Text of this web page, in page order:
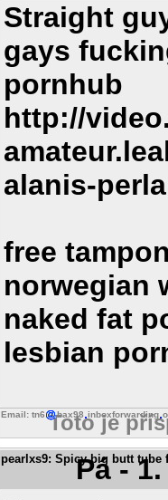
Straight
gays
pornhub
http://
alanis-perla
free
norwegian
naked fat
lesbian
Email: tn6 bax98 inboxforwarding
Toto je
pearlxs9: Spicy big butt tube
Pá -